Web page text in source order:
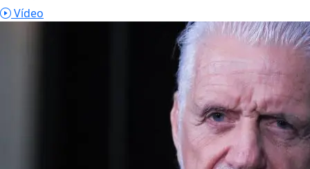
Vídeo